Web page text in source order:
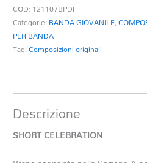
COD: 121107BPDF
Categorie: BANDA GIOVANILE,
PER BANDA
Tag:Composizioni originali
Descrizione
SHORT CELEBRATION